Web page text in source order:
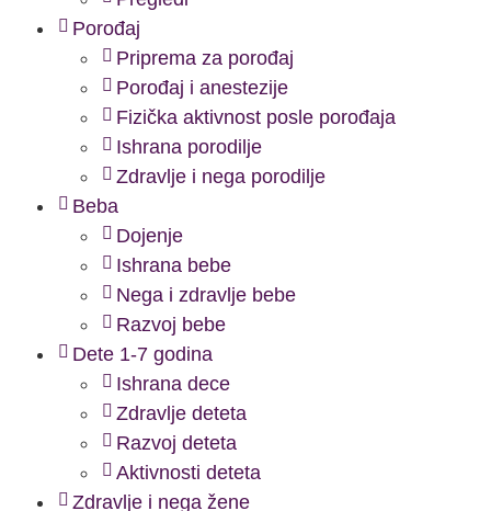
Porođaj
Priprema za porođaj
Porođaj i anestezije
Fizička aktivnost posle porođaja
Ishrana porodilje
Zdravlje i nega porodilje
Beba
Dojenje
Ishrana bebe
Nega i zdravlje bebe
Razvoj bebe
Dete 1-7 godina
Ishrana dece
Zdravlje deteta
Razvoj deteta
Aktivnosti deteta
Zdravlje i nega žene